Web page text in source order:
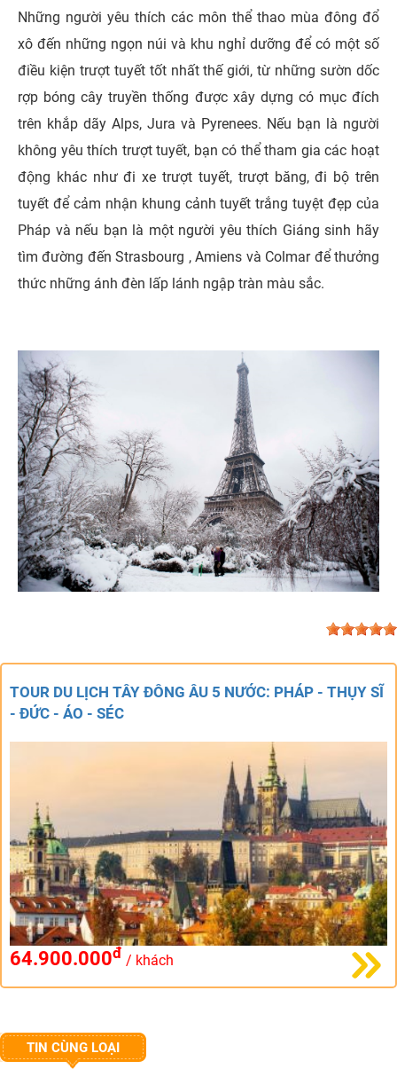
Những người yêu thích các môn thể thao mùa đông đổ
xô đến những ngọn núi và khu nghỉ dưỡng để có một số
điều kiện trượt tuyết tốt nhất thế giới, từ những sườn dốc
rợp bóng cây truyền thống được xây dựng có mục đích
trên khắp dãy Alps, Jura và Pyrenees. Nếu bạn là người
không yêu thích trượt tuyết, bạn có thể tham gia các hoạt
động khác như đi xe trượt tuyết, trượt băng, đi bộ trên
tuyết để cảm nhận khung cảnh tuyết trắng tuyệt đẹp của
Pháp và nếu bạn là một người yêu thích Giáng sinh hãy
tìm đường đến Strasbourg , Amiens và Colmar để thưởng
thức những ánh đèn lấp lánh ngập tràn màu sắc.
TOUR DU LỊCH TÂY ĐÔNG ÂU 5 NƯỚC: PHÁP - THỤY SĨ
- ĐỨC - ÁO - SÉC
64.900.000đ / khách
TIN CÙNG LOẠI